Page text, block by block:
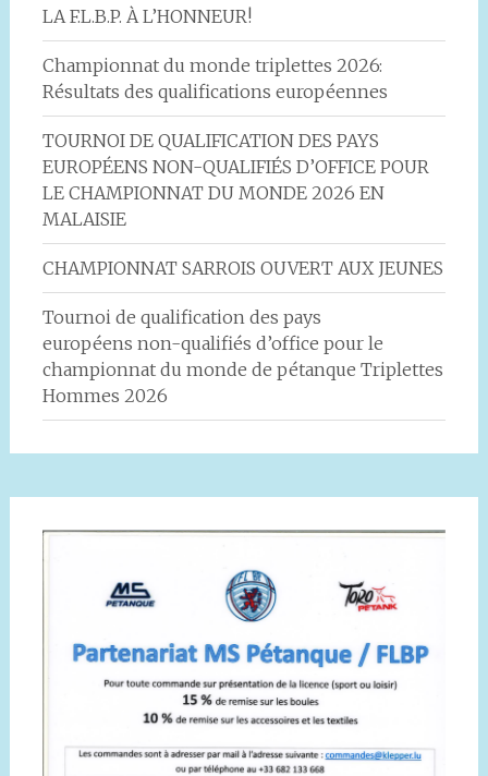
articles
LA F.L.B.P. À L’HONNEUR!
Championnat du monde triplettes 2026:
Résultats des qualifications européennes
TOURNOI DE QUALIFICATION DES PAYS
EUROPÉENS NON-QUALIFIÉS D’OFFICE POUR
LE CHAMPIONNAT DU MONDE 2026 EN
MALAISIE
CHAMPIONNAT SARROIS OUVERT AUX JEUNES
Tournoi de qualification des pays
européens non-qualifiés d’office pour le
championnat du monde de pétanque Triplettes
Hommes 2026